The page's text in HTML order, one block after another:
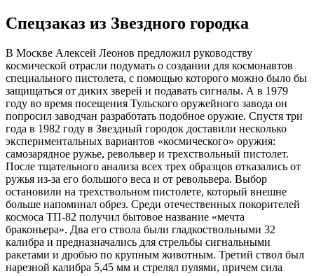
Спецзаказ из Звездного городка
В Москве Алексей Леонов предложил руководству
космической отрасли подумать о создании для космонавтов
специального пистолета, с помощью которого можно было бы
защищаться от диких зверей и подавать сигналы. А в 1979
году во время посещения Тульского оружейного завода он
попросил заводчан разработать подобное оружие. Спустя три
года в 1982 году в Звездный городок доставили несколько
экспериментальных вариантов «космического» оружия:
самозарядное ружье, револьвер и трехствольный пистолет.
После тщательного анализа всех трех образцов отказались от
ружья из-за его большого веса и от револьвера. Выбор
остановили на трехствольном пистолете, который внешне
больше напоминал обрез. Среди отечественных покорителей
космоса ТП-82 получил бытовое название «мечта
браконьера». Два его ствола были гладкоствольными 32
калибра и предназначались для стрельбы сигнальными
ракетами и дробью по крупным животным. Третий ствол был
нарезной калибра 5,45 мм и стрелял пулями, причем сила